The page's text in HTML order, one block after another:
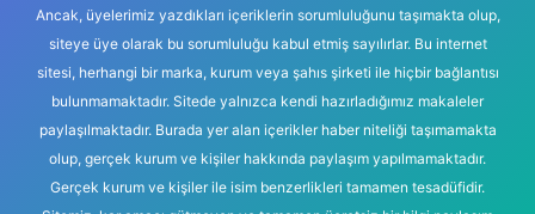
Ancak, üyelerimiz yazdıkları içeriklerin sorumluluğunu taşımakta olup,
siteye üye olarak bu sorumluluğu kabul etmiş sayılırlar. Bu internet
sitesi, herhangi bir marka, kurum veya şahıs şirketi ile hiçbir bağlantısı
bulunmamaktadır. Sitede yalnızca kendi hazırladığımız makaleler
paylaşılmaktadır. Burada yer alan içerikler haber niteliği taşımamakta
olup, gerçek kurum ve kişiler hakkında paylaşım yapılmamaktadır.
Gerçek kurum ve kişiler ile isim benzerlikleri tamamen tesadüfidir.